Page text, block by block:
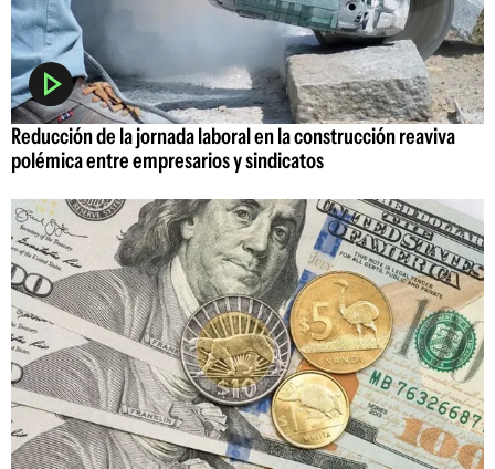
Reducción de la jornada laboral en la construcción reaviva
polémica entre empresarios y sindicatos